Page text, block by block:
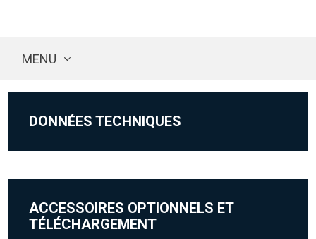
MENU
DONNÉES TECHNIQUES
ACCESSOIRES OPTIONNELS ET
TÉLÉCHARGEMENT